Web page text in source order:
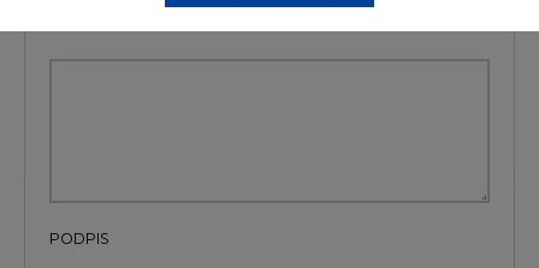
PODPIS